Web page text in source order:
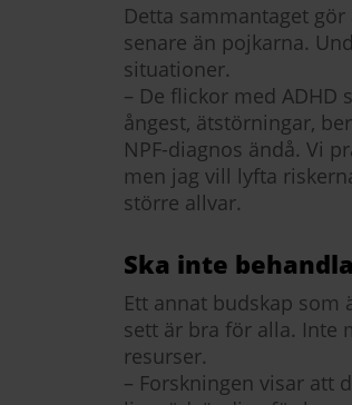
Detta sammantaget
senare än pojkarna.
situationer.
– De flickor med
ångest, ätstörningar,
NPF-diagnos ändå. Vi
men jag vill lyfta
större allvar.
Ska inte
Ett annat budskap
sett är bra för alla. Inte
resurser.
– Forskningen visar att